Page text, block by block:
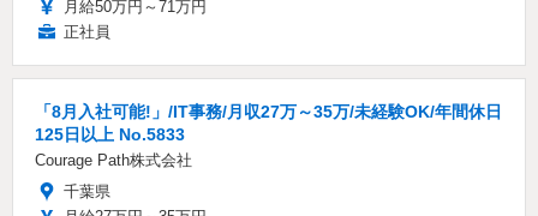
月給50万円～71万円
正社員
「8月入社可能!」/IT事務/月収27万～35万/未経験OK/年間休日
125日以上 No.5833
Courage Path株式会社
千葉県